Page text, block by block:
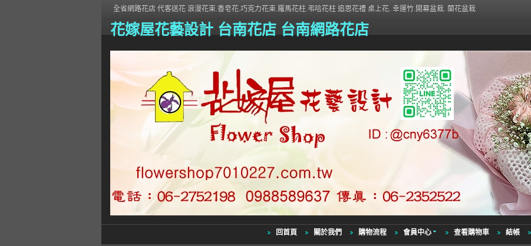
花嫁屋花藝設計 台南花店 台南網路花店
全省網路花店 代客送花 浪漫花束.香皂花.巧克力花束.羅馬花柱.弔唁花柱 追思花禮 桌上花. 幸運竹.開幕盆栽. 蘭花盆栽
回首頁 關於我們 購物流程 會員中心 查看購物車 結帳